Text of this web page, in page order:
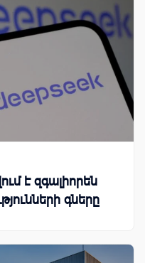
է զգալիորեն
գները